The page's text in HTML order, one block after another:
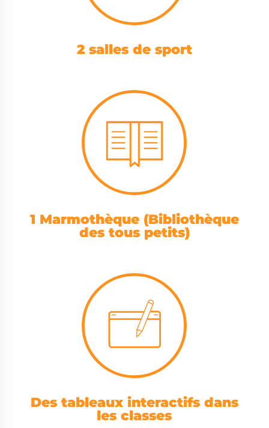
2 salles de sport
1 Marmothèque (Bibliothèque
des tous petits)
Des tableaux interactifs dans
les classes